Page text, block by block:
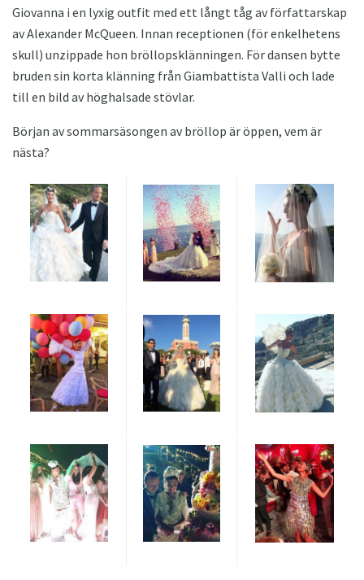
Giovanna i en lyxig outfit med ett långt tåg av författarskap
av Alexander McQueen. Innan receptionen (för enkelhetens
skull) unzippade hon bröllopsklänningen. För dansen bytte
bruden sin korta klänning från Giambattista Valli och lade
till en bild av höghalsade stövlar.
Början av sommarsäsongen av bröllop är öppen, vem är
nästa?